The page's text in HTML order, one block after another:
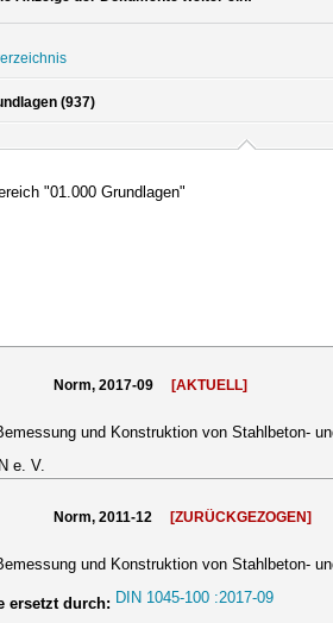
(937)
"01.000 Grundlagen"
Norm, 2017-09 [AKTUELL]
und Konstruktion von Stahlbeton-
e. V.
Norm, 2011-12 [ZURÜCKGEZOGEN]
und Konstruktion von Stahlbeton-
ersetzt durch: DIN 1045-100 :2017-09